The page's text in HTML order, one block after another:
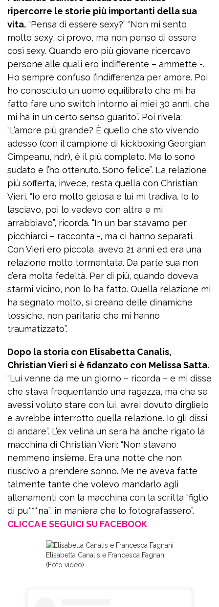
ripercorre le storie più importanti della sua
vita. “Pensa di essere sexy?” “Non mi sento
molto sexy, ci provo, ma non penso di essere
così sexy. Quando ero più giovane ricercavo
persone alle quali ero indifferente – ammette -.
Ho sempre confuso l’indifferenza per amore. Poi
ho conosciuto un uomo equilibrato che mi ha
fatto fare uno switch intorno ai miei 30 anni, che
mi ha in un certo senso guarito”. Poi rivela:
“L’amore più grande? È quello che sto vivendo
adesso (con il campione di kickboxing Georgian
Cimpeanu, ndr), è il più completo. Me lo sono
sudato e l’ho ottenuto. Sono felice”. La relazione
più sofferta, invece, resta quella con Christian
Vieri. “Io ero molto gelosa e lui mi tradiva. Io lo
lasciavo, poi lo vedevo con altre e mi
arrabbiavo”, ricorda. “In un bar stavamo per
picchiarci – racconta -, ma ci hanno separati.
Con Vieri ero piccola, avevo 21 anni ed era una
relazione molto tormentata. Da parte sua non
c’era molta fedeltà. Per di più, quando doveva
starmi vicino, non lo ha fatto. Quella relazione mi
ha segnato molto, si creano delle dinamiche
tossiche, non paritarie che mi hanno
traumatizzato”.
Dopo la storia con Elisabetta Canalis,
Christian Vieri si è fidanzato con Melissa Satta.
“Lui venne da me un giorno – ricorda – e mi disse
che stava frequentando una ragazza, ma che se
avessi voluto stare con lui, avrei dovuto dirglielo
e avrebbe interrotto quella relazione. Io gli dissi
di andare”. L’ex velina un sera ha anche rigato la
macchina di Christian Vieri: “Non stavano
nemmeno insieme. Era una notte che non
riuscivo a prendere sonno. Me ne aveva fatte
talmente tante che volevo mandarlo agli
allenamenti con la macchina con la scritta “figlio
di pu***na”, in maniera che lo fotografassero”.
CLICCA E SEGUICI SU FACEBOOK
Elisabetta Canalis e Francesca Fagnani
(Foto video)